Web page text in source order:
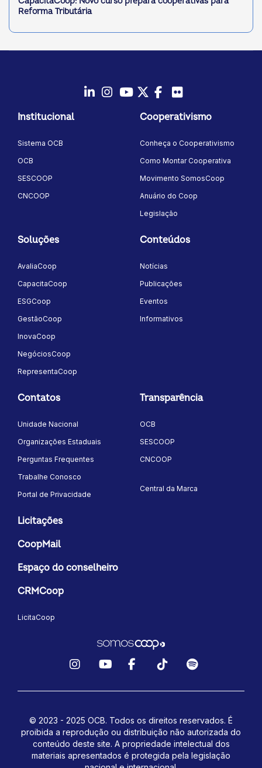
Reforma Tributária
Instagram
YoutubeTwitter/X
Facebook
Institucional
Sistema OCB
OCB
SESCOOP
CNCOOP
Cooperativismo
Conheça o Cooperativismo
Como Montar Cooperativa
Movimento SomosCoop
Anuário do Coop
Legislação
Soluções
AvaliaCoop
CapacitaCoop
ESGCoop
GestãoCoop
InovaCoop
NegóciosCoop
RepresentaCoop
Conteúdos
Notícias
Publicações
Eventos
Informativos
Contatos
Unidade Nacional
Organizações Estaduais
Perguntas Frequentes
Trabalhe Conosco
Portal de Privacidade
Transparência
OCB
SESCOOP
CNCOOP
Central da Marca
Licitações
CoopMail
Espaço do conselheiro
CRMCoop
LicitaCoop
© 2023 - 2025 OCB. Todos os direitos reservados. É
proibida a reprodução ou distribuição não autorizada do
conteúdo deste site. A propriedade intelectual dos
materiais apresentados é protegida pela legislação